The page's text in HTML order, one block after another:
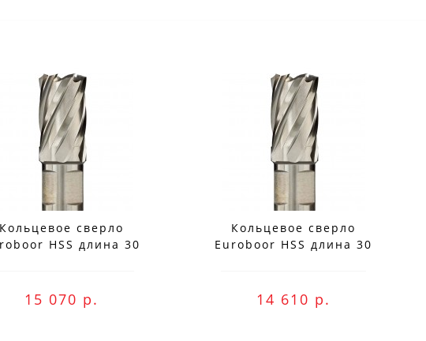
ДОБРО ПОЖАЛОВАТЬ!
Специальные предложения!
беспроцентную рассрочку!
Кольцевое сверло
HSS длина 30
15 070 р.
Кольцевое сверло
Euroboor HSS длина 30
14 610 р.